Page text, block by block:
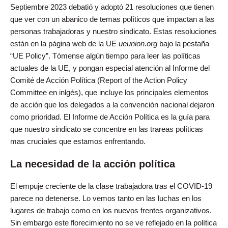
Septiembre 2023 debatió y adoptó 21 resoluciones que tienen
que ver con un abanico de temas políticos que impactan a las
personas trabajadoras y nuestro sindicato. Estas resoluciones
están en la página web de la UE ueunion.org bajo la pestaña
“UE Policy”. Tómense algún tiempo para leer las políticas
actuales de la UE, y pongan especial atención al Informe del
Comité de Acción Política (Report of the Action Policy
Committee en inlgés), que incluye los principales elementos
de acción que los delegados a la convención nacional dejaron
como prioridad. El Informe de Acción Política es la guía para
que nuestro sindicato se concentre en las trareas políticas
mas cruciales que estamos enfrentando.
La necesidad de la acción política
El empuje creciente de la clase trabajadora tras el COVID-19
parece no detenerse. Lo vemos tanto en las luchas en los
lugares de trabajo como en los nuevos frentes organizativos.
Sin embargo este florecimiento no se ve reflejado en la política